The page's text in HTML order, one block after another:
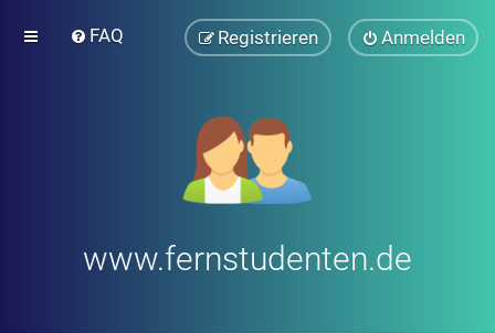
FAQ Anmelden
Registrieren
www.fernstudenten.de